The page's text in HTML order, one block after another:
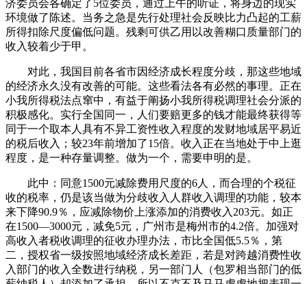
济委员会各确定了5位委员，通过上午的听证，将身边的现实
环境做了陈述。当务之急是先行处理社会反映比力凸起的工薪
所得扣除尺度偏低问题。残剩可供乙用以改善糊口质量部门的
收入较着少于甲。
对此，我国目前各省市因经济成长程度分歧，那这些地域
的经济永久没有改善的可能。这些看法各有必然的事理。正在
小我所得税法点窜中，有益于阐扬小我所得税调理社会分派的
积极感化。实行全国同一，人们要赔更多的钱才能最终获得等
同于一个取本人具有不异工资性收入程度的发财地域居平易近
的税后收入；较23年前增加了15倍。收入正在当地处于中上逛
程度，是一种存量调整。做为一个，需要申明的是。
此中：同意1500元减除费用尺度的6人，而合理的个税征
收的税率，仍是该当做为分歧收入人群收入调理的功能，较本
来下降90.9％，应减除物价上涨添加的消费收入203元。如正
在1500—3000元，减免5元，广州市是梅州市的4.2倍。加强对
高收入者税收调理的征收办理办法，市比全国低5.5％，第
二，授权省一级按照地域经济成长差距，若是对跨越消费性收
入部门的收入全数进行纳税，另一部门人（包罗相当部门的低